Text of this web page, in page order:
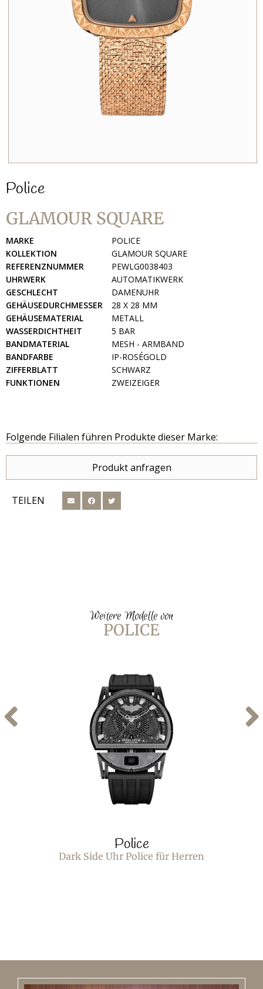
Police
GLAMOUR SQUARE
MARKE
POLICE
KOLLEKTION
GLAMOUR SQUARE
REFERENZNUMMER
PEWLG0038403
UHRWERK
AUTOMATIKWERK
GESCHLECHT
DAMENUHR
GEHÄUSEDURCHMESSER
28 X 28 MM
GEHÄUSEMATERIAL
METALL
WASSERDICHTHEIT
5 BAR
BANDMATERIAL
MESH - ARMBAND
BANDFARBE
IP-ROSÉGOLD
ZIFFERBLATT
SCHWARZ
FUNKTIONEN
ZWEIZEIGER
Folgende Filialen führen Produkte dieser Marke:
Produkt anfragen
TEILEN
Weitere Modelle von
POLICE
Police
Dark Side Uhr Police für Herren